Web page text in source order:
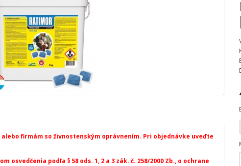
firmám so živnostenským oprávnením. Pri objednávke uveďte
podľa § 58 ods. 1, 2 a 3 zák. č. 258/2000 Zb., o ochrane